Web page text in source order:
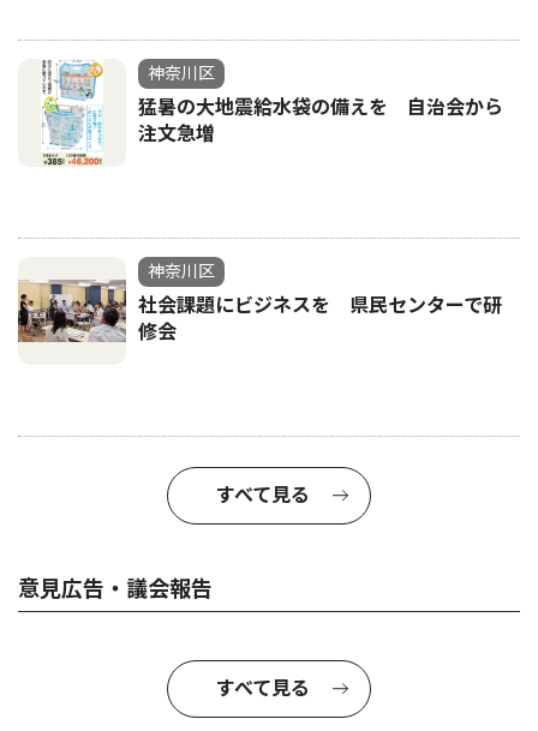
神奈川区
猛暑の大地震給水袋の備えを 自治会から
注文急増
神奈川区
社会課題にビジネスを 県民センターで研
修会
すべて見る
意見広告・議会報告
すべて見る